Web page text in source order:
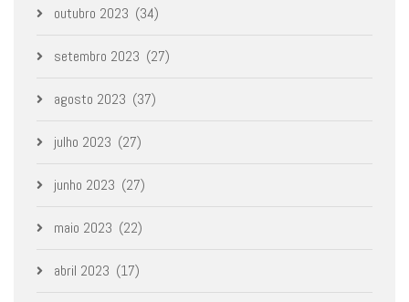
outubro 2023 (34)
setembro 2023 (27)
agosto 2023 (37)
julho 2023 (27)
junho 2023 (27)
maio 2023 (22)
abril 2023 (17)